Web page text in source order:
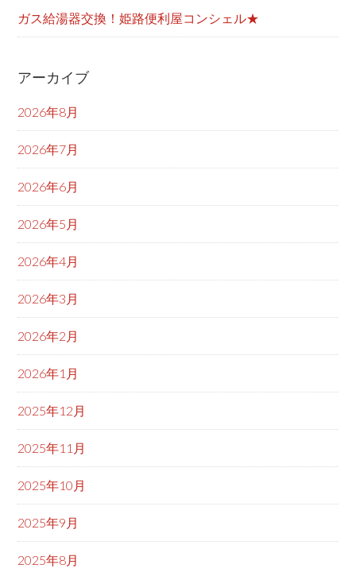
ガス給湯器交換！姫路便利屋コンシェル★
アーカイブ
2026年8月
2026年7月
2026年6月
2026年5月
2026年4月
2026年3月
2026年2月
2026年1月
2025年12月
2025年11月
2025年10月
2025年9月
2025年8月